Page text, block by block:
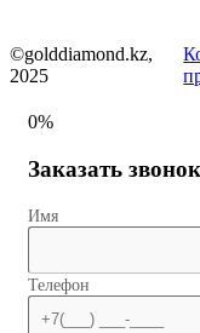
©golddiamond.kz,
2025
0%
Заказать звонок
Имя
Телефон